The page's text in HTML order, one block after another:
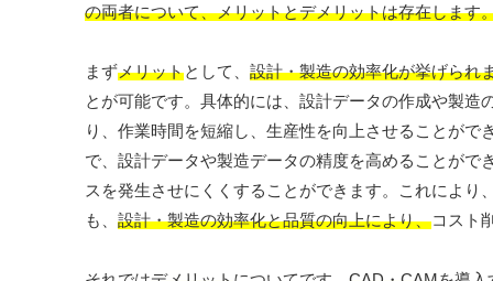
の両者について、メリットとデメリットは存在します
まずメリットとして、 設計・製造の効率化が挙げられ
とが可能です。具体的には、設計データの作成や製
り、作業時間を短縮し、生産性を向上させることがで
で、設計データや製造データの精度を高めることが
スを発生させにくくすることができます。これによ
も、 設計・製造の効率化と品質の向上により、コスト